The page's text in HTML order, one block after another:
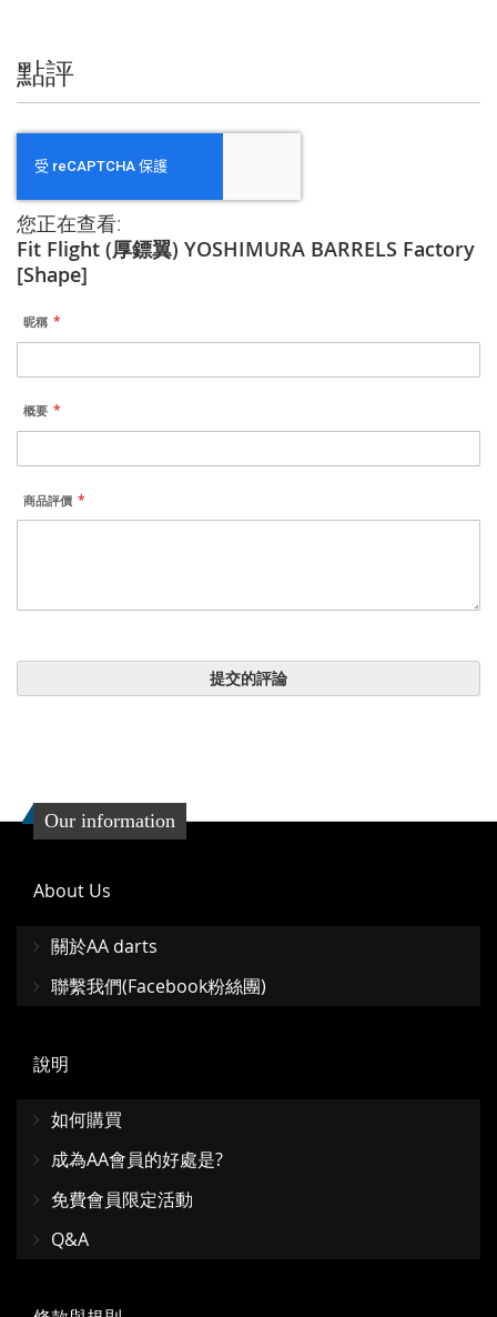
點評
您正在查看:
Fit Flight (厚鏢翼) YOSHIMURA BARRELS Factory
[Shape]
昵稱
概要
商品評價
提交的評論
Our information
About Us
關於AA darts
聯繫我們(Facebook粉絲團)
說明
如何購買
成為AA會員的好處是?
免費會員限定活動
Q&A